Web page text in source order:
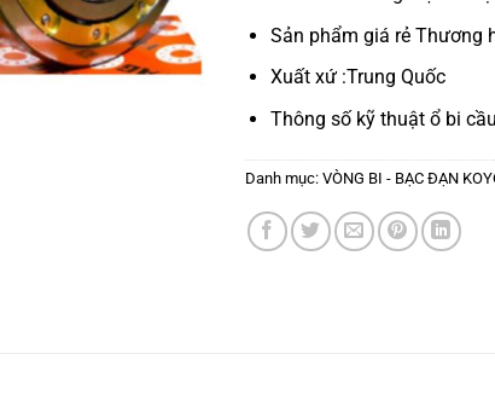
Sản phẩm giá rẻ Thương
Xuất xứ :Trung Quốc
Thông số kỹ thuậtổ bi cầu
Danh mục: VÒNG BI - BẠC ĐẠN